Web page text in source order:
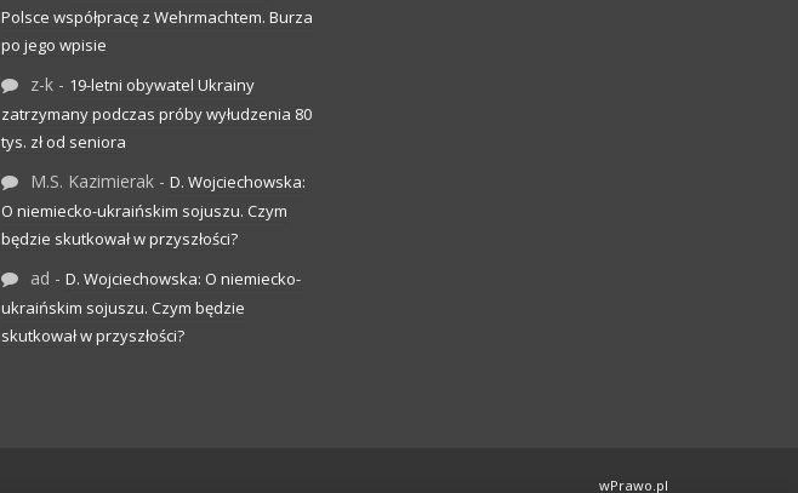
Polsce współpracę z Wehrmachtem. Burza
po jego wpisie
z-k - 19-letni obywatel Ukrainy
zatrzymany podczas próby wyłudzenia 80
tys. zł od seniora
M.S. Kazimierak - D. Wojciechowska:
O niemiecko-ukraińskim sojuszu. Czym
będzie skutkował w przyszłości?
ad - D. Wojciechowska: O niemiecko-
ukraińskim sojuszu. Czym będzie
skutkował w przyszłości?
wPrawo.pl